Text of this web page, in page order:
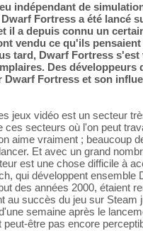
indépendant de
Fortress a été lancé
il a depuis connu un
vendu ce qu'ils
tard, Dwarf Fortress s'est
Des développeurs
Dwarf Fortress et son
jeux vidéo est un secteur
ces secteurs où l'on peut
aime vraiment ; beaucoup
Et avec un grand
est une chose difficile à
qui développent ensemble
des années 2000, étaient
au succès du jeu sur Steam
semaine après le
être pas encore